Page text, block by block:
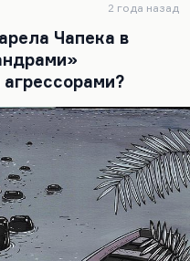
эти знающие закон
и повторяют:
люди, поэтому и
у ночного…
2 года назад
Чапека в